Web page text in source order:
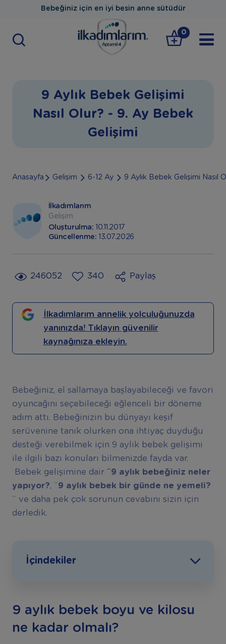
Bebeğiniz için en iyi besin anne sütüdür
0
9 Aylık Bebek Gelişimi
Nasıl Olur? - 9. Ay Bebek
Gelişimi
Anasayfa Gelişim 6-12 Ay 9 Aylık Bebek Gelişimi Nasıl
İlkadımlarım
Gelişim
Oluşturulma:
10.11.2017
Güncellenme:
13.07.2026
246052 340 Paylaş
İlkadımlarım annelik yolculuğunuzda
yanınızda! Tıklayın güvenilir
kaynağınıza ekleyin.
Bebeğiniz, el sallamaya başlayabileceği ve favori
oyuncağını seçebileceği eğlenceli bir döneme
adım attı. Bebeğinizin bu dünyayı keşif
serüvenine tanık olurken ona ihtiyaç duyduğu
desteği verebilmek için 9 aylık bebek gelişimi
ile ilgili bazı konuları bilmenizde fayda var.
Bebek gelişimine dair ¨9 ayl ık bebeğiniz neler
yapıyor?, ¨9 ayl ık bebek bir günde ne yemeli?
¨ ve daha pek çok sorunun cevabını sizin için
derledik.
İçindekiler
9 aylık bebek boyu ve kilosu
ne kadar olmalı?